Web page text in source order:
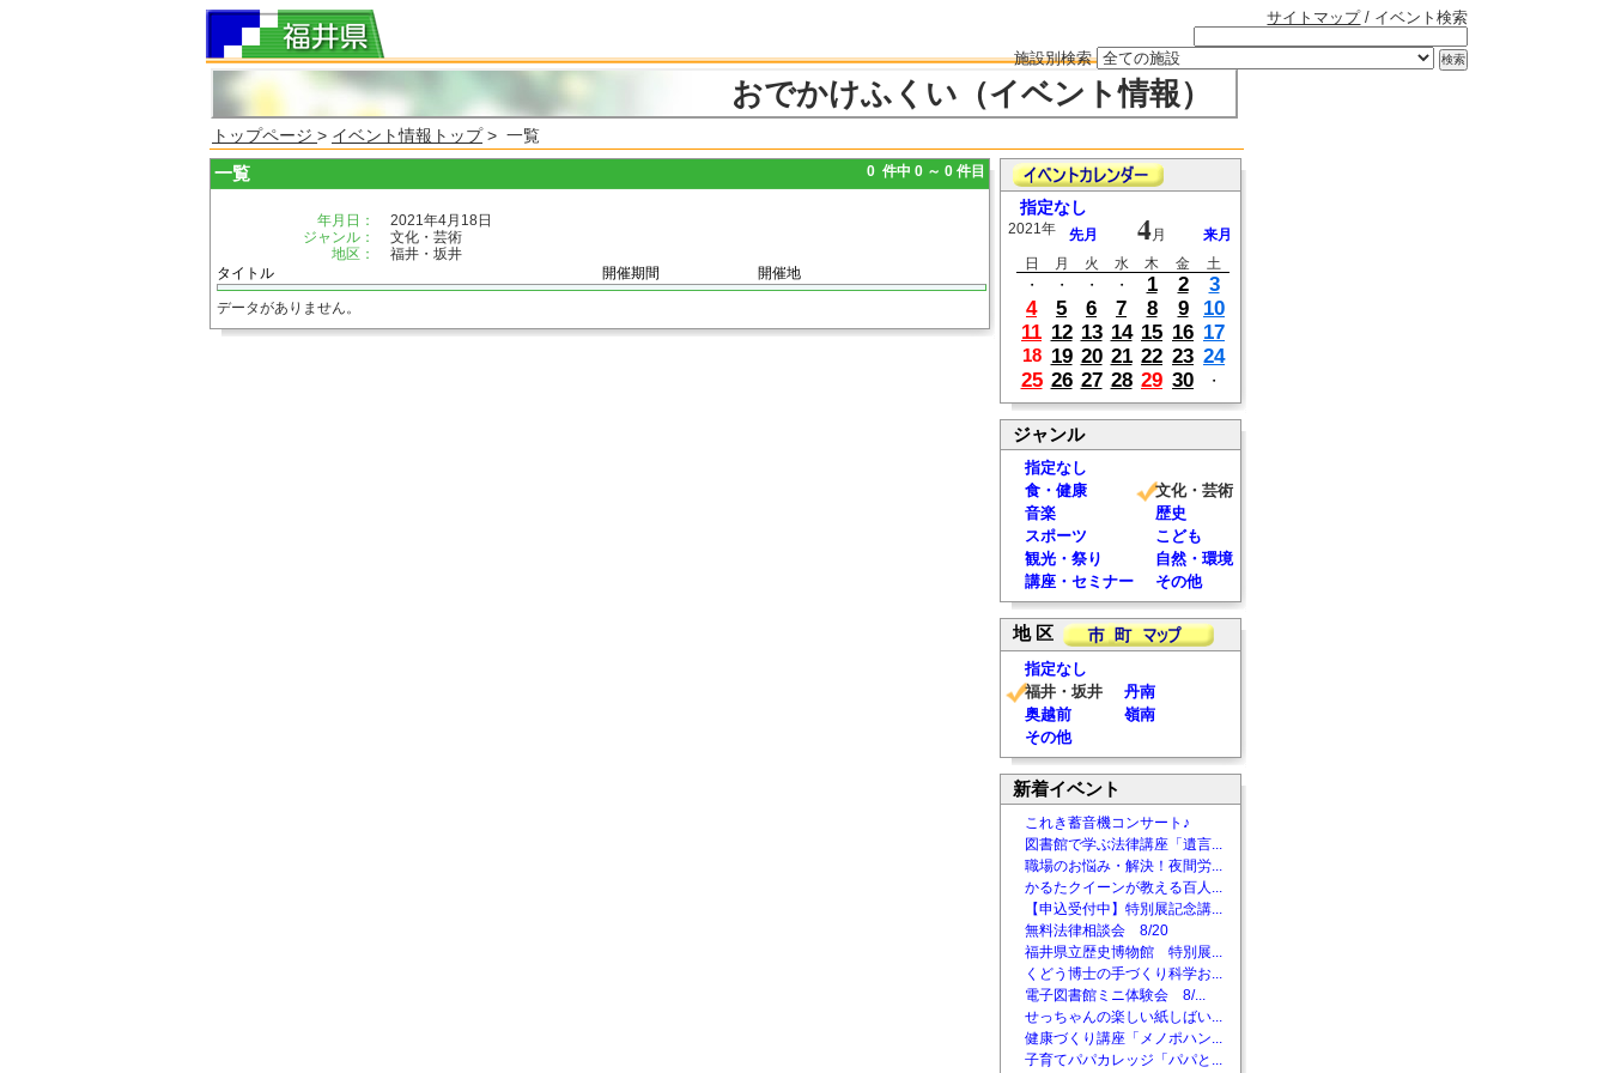
サイトマップ/ イベント検索
施設別検索
おでかけふくい（イベント情報）
トップページ > イベント情報トップ> 一覧
一覧 0 件中 0 ～ 0 件目
年月日：
2021年4月18日
ジャンル：
文化・芸術
地区：
福井・坂井
タイトル
開催期間 開催地
データがありません。
指定なし
2021年 先月 4月
来月
日
月 火 水 木 金
土
・
・ ・ ・ 1 2
3
4
5 6 7 8 9
10
11 12 13 14 15 16 17
18 19 20 21 22 23 24
25 26 27 28 29 30 ・
ジャンル
指定なし
食・健康
文化・芸術
音楽
歴史
スポーツ
こども
観光・祭り
自然・環境
講座・セミナー
その他
地 区
指定なし
福井・坂井
丹南
奥越前
嶺南
その他
新着イベント
これき蓄音機コンサート♪
図書館で学ぶ法律講座「遺言...
職場のお悩み・解決！夜間労...
かるたクイーンが教える百人...
【申込受付中】特別展記念講...
無料法律相談会 8/20
福井県立歴史博物館 特別展...
くどう博士の手づくり科学お...
電子図書館ミニ体験会 8/...
せっちゃんの楽しい紙しばい...
健康づくり講座「メノポハン...
子育てパパカレッジ「パパと...